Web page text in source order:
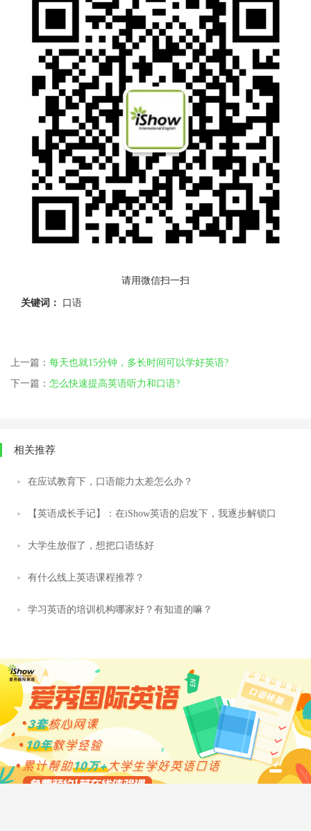
请用微信扫一扫
关键词： 口语
上一篇： 每天也就15分钟，多长时间可以学好英语?
下一篇： 怎么快速提高英语听力和口语?
相关推荐
在应试教育下，口语能力太差怎么办？
【英语成长手记】：在iShow英语的启发下，我逐步解锁口
大学生放假了，想把口语练好
有什么线上英语课程推荐？
学习英语的培训机构哪家好？有知道的嘛？